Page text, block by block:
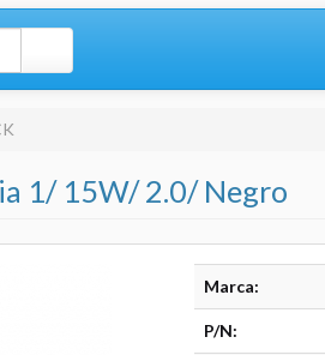
1/ 15W/ 2.0/ Negro
Marca:
P/N: